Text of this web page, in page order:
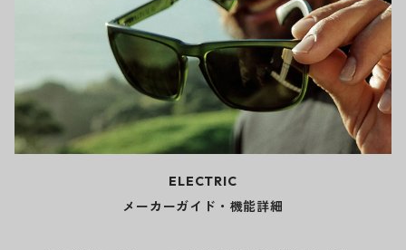
ELECTRIC
メーカーガイド・機能詳細